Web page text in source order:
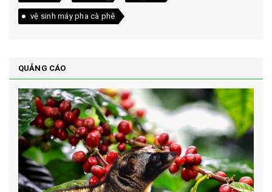
vệ sinh máy pha cà phê
QUẢNG CÁO